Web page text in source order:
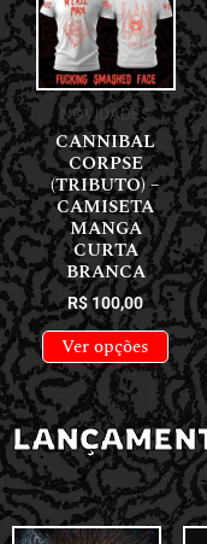
NOVIDADES
CANNIBAL
CORPSE
(TRIBUTO) –
CAMISETA
MANGA
CURTA
BRANCA
R$100,00
Ver opções